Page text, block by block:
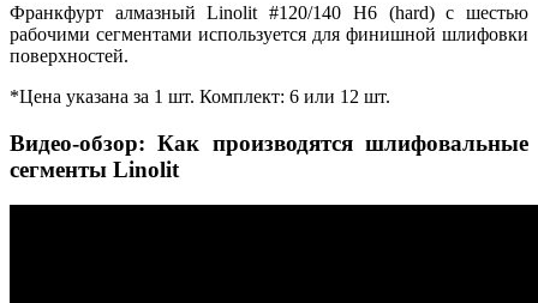
Франкфурт алмазный Linolit #120/140 H6 (hard) с шестью
рабочими сегментами используется для финишной шлифовки
поверхностей.
*Цена указана за 1 шт. Комплект: 6 или 12 шт.
Видео-обзор: Как производятся шлифовальные
сегменты Linolit